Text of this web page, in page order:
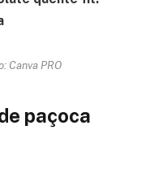
Canva PRO
paçoca